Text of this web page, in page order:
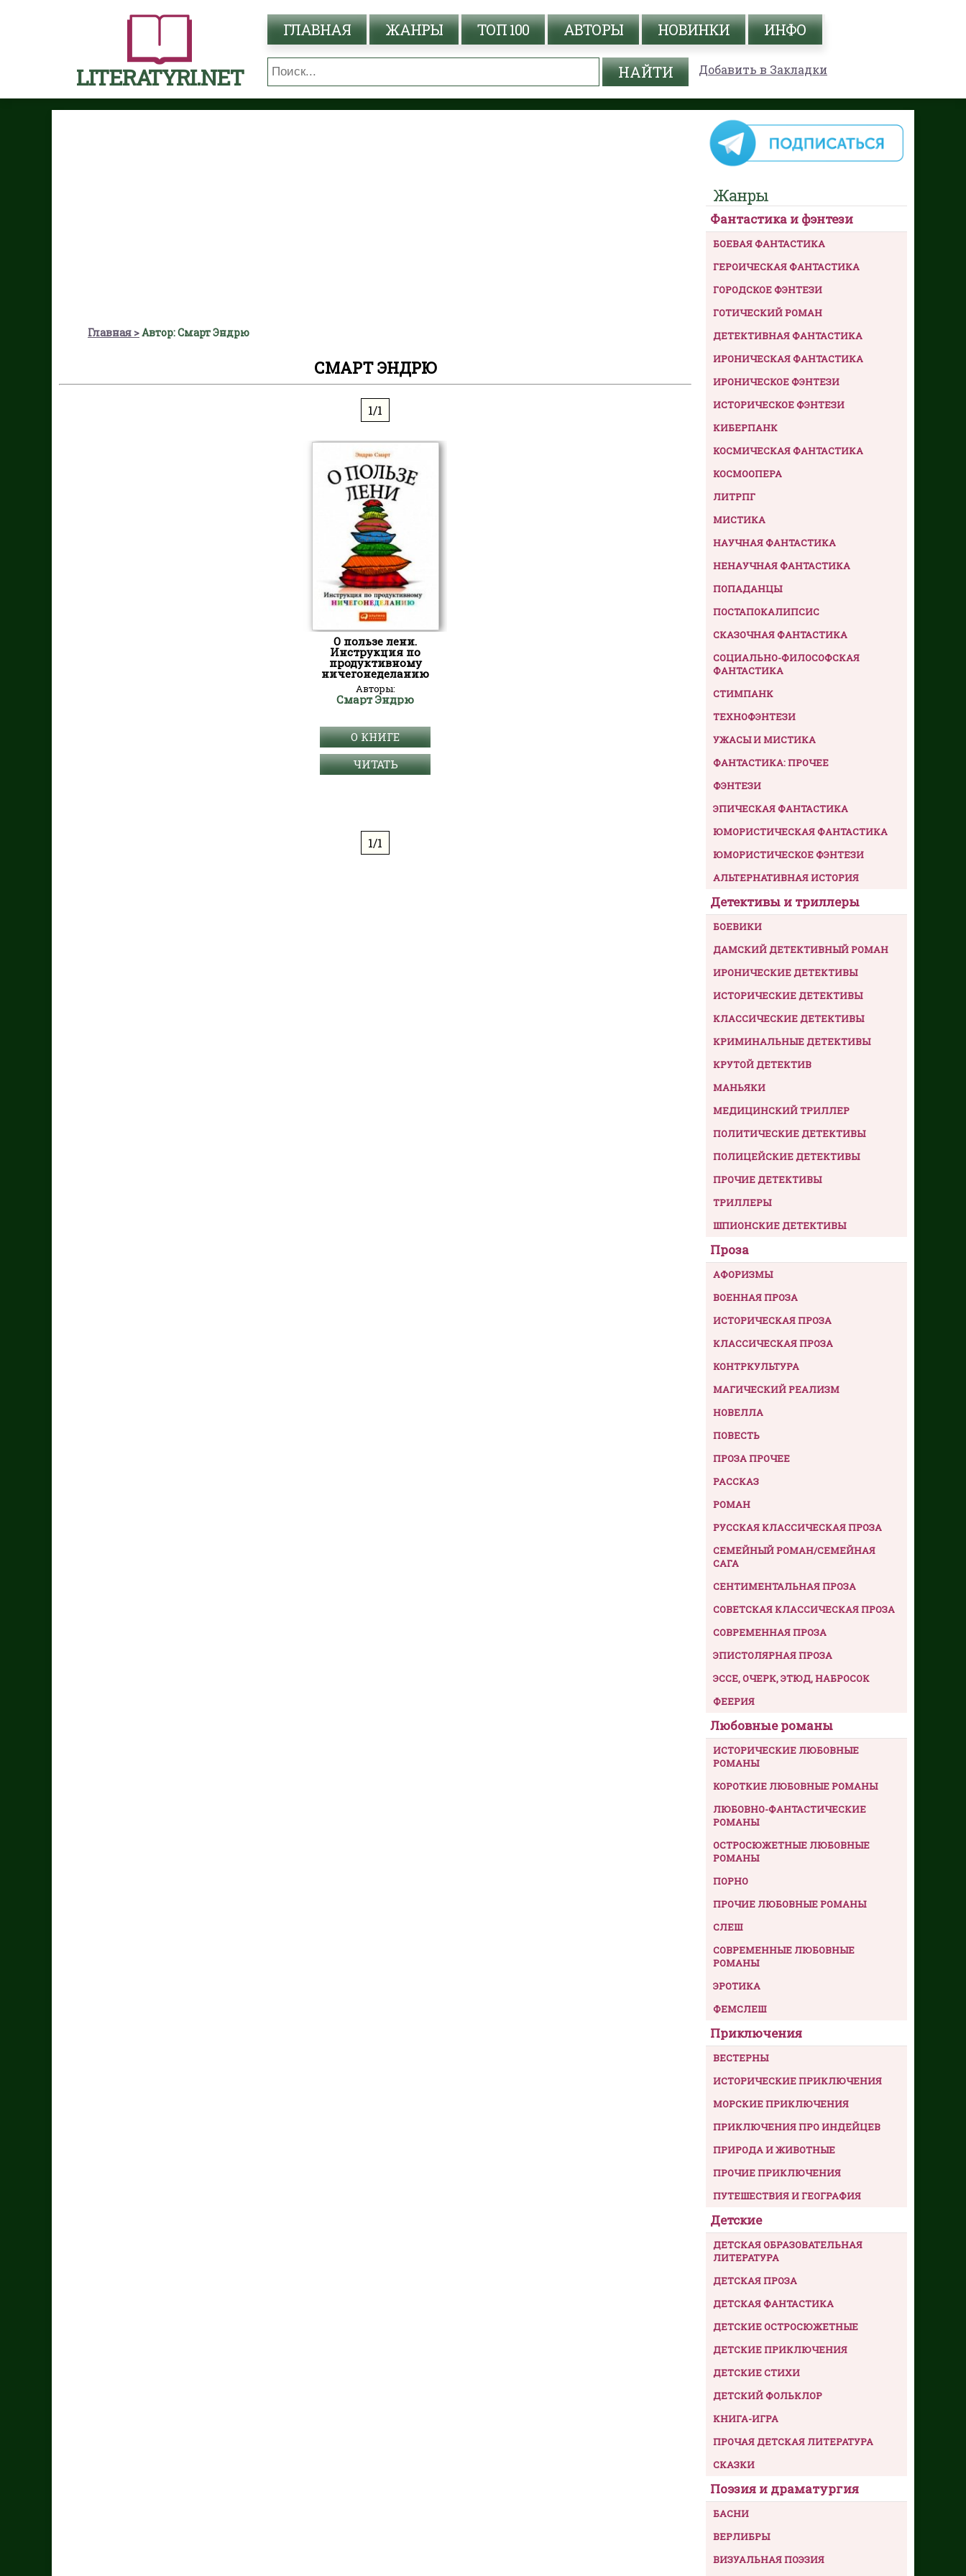
LITERATYRI.NET
ГЛАВНАЯ ЖАНРЫ ТОП 100 АВТОРЫ НОВИНКИ ИНФО
Добавить в Закладки
Главная Автор: Смарт Эндрю
СМАРТ ЭНДРЮ
1/1
О пользе лени.
Инструкция по
продуктивному
ничегонеделанию
Авторы:
Смарт Эндрю
О КНИГЕ
ЧИТАТЬ
1/1
Жанры
Фантастика и фэнтези
БОЕВАЯ ФАНТАСТИКА
ГЕРОИЧЕСКАЯ ФАНТАСТИКА
ГОРОДСКОЕ ФЭНТЕЗИ
ГОТИЧЕСКИЙ РОМАН
ДЕТЕКТИВНАЯ ФАНТАСТИКА
ИРОНИЧЕСКАЯ ФАНТАСТИКА
ИРОНИЧЕСКОЕ ФЭНТЕЗИ
ИСТОРИЧЕСКОЕ ФЭНТЕЗИ
КИБЕРПАНК
КОСМИЧЕСКАЯ ФАНТАСТИКА
КОСМООПЕРА
ЛИТРПГ
МИСТИКА
НАУЧНАЯ ФАНТАСТИКА
НЕНАУЧНАЯ ФАНТАСТИКА
ПОПАДАНЦЫ
ПОСТАПОКАЛИПСИС
СКАЗОЧНАЯ ФАНТАСТИКА
СОЦИАЛЬНО-ФИЛОСОФСКАЯ
ФАНТАСТИКА
СТИМПАНК
ТЕХНОФЭНТЕЗИ
УЖАСЫ И МИСТИКА
ФАНТАСТИКА: ПРОЧЕЕ
ФЭНТЕЗИ
ЭПИЧЕСКАЯ ФАНТАСТИКА
ЮМОРИСТИЧЕСКАЯ ФАНТАСТИКА
ЮМОРИСТИЧЕСКОЕ ФЭНТЕЗИ
АЛЬТЕРНАТИВНАЯ ИСТОРИЯ
Детективы и триллеры
БОЕВИКИ
ДАМСКИЙ ДЕТЕКТИВНЫЙ РОМАН
ИРОНИЧЕСКИЕ ДЕТЕКТИВЫ
ИСТОРИЧЕСКИЕ ДЕТЕКТИВЫ
КЛАССИЧЕСКИЕ ДЕТЕКТИВЫ
КРИМИНАЛЬНЫЕ ДЕТЕКТИВЫ
КРУТОЙ ДЕТЕКТИВ
МАНЬЯКИ
МЕДИЦИНСКИЙ ТРИЛЛЕР
ПОЛИТИЧЕСКИЕ ДЕТЕКТИВЫ
ПОЛИЦЕЙСКИЕ ДЕТЕКТИВЫ
ПРОЧИЕ ДЕТЕКТИВЫ
ТРИЛЛЕРЫ
ШПИОНСКИЕ ДЕТЕКТИВЫ
Проза
АФОРИЗМЫ
ВОЕННАЯ ПРОЗА
ИСТОРИЧЕСКАЯ ПРОЗА
КЛАССИЧЕСКАЯ ПРОЗА
КОНТРКУЛЬТУРА
МАГИЧЕСКИЙ РЕАЛИЗМ
НОВЕЛЛА
ПОВЕСТЬ
ПРОЗА ПРОЧЕЕ
РАССКАЗ
РОМАН
РУССКАЯ КЛАССИЧЕСКАЯ ПРОЗА
СЕМЕЙНЫЙ РОМАН/СЕМЕЙНАЯ
САГА
СЕНТИМЕНТАЛЬНАЯ ПРОЗА
СОВЕТСКАЯ КЛАССИЧЕСКАЯ ПРОЗА
СОВРЕМЕННАЯ ПРОЗА
ЭПИСТОЛЯРНАЯ ПРОЗА
ЭССЕ, ОЧЕРК, ЭТЮД, НАБРОСОК
ФЕЕРИЯ
Любовные романы
ИСТОРИЧЕСКИЕ ЛЮБОВНЫЕ
РОМАНЫ
КОРОТКИЕ ЛЮБОВНЫЕ РОМАНЫ
ЛЮБОВНО-ФАНТАСТИЧЕСКИЕ
РОМАНЫ
ОСТРОСЮЖЕТНЫЕ ЛЮБОВНЫЕ
РОМАНЫ
ПОРНО
ПРОЧИЕ ЛЮБОВНЫЕ РОМАНЫ
СЛЕШ
СОВРЕМЕННЫЕ ЛЮБОВНЫЕ
РОМАНЫ
ЭРОТИКА
ФЕМСЛЕШ
Приключения
ВЕСТЕРНЫ
ИСТОРИЧЕСКИЕ ПРИКЛЮЧЕНИЯ
МОРСКИЕ ПРИКЛЮЧЕНИЯ
ПРИКЛЮЧЕНИЯ ПРО ИНДЕЙЦЕВ
ПРИРОДА И ЖИВОТНЫЕ
ПРОЧИЕ ПРИКЛЮЧЕНИЯ
ПУТЕШЕСТВИЯ И ГЕОГРАФИЯ
Детские
ДЕТСКАЯ ОБРАЗОВАТЕЛЬНАЯ
ЛИТЕРАТУРА
ДЕТСКАЯ ПРОЗА
ДЕТСКАЯ ФАНТАСТИКА
ДЕТСКИЕ ОСТРОСЮЖЕТНЫЕ
ДЕТСКИЕ ПРИКЛЮЧЕНИЯ
ДЕТСКИЕ СТИХИ
ДЕТСКИЙ ФОЛЬКЛОР
КНИГА-ИГРА
ПРОЧАЯ ДЕТСКАЯ ЛИТЕРАТУРА
СКАЗКИ
Поэзия и драматургия
БАСНИ
ВЕРЛИБРЫ
ВИЗУАЛЬНАЯ ПОЭЗИЯ